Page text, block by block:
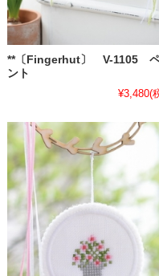
**〔Fingerhut〕 V-1105
ント
¥3,480(